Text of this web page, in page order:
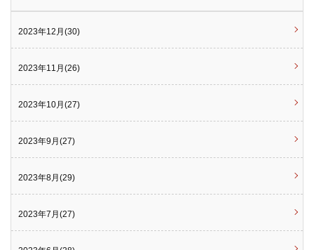
2023年12月(30)
2023年11月(26)
2023年10月(27)
2023年9月(27)
2023年8月(29)
2023年7月(27)